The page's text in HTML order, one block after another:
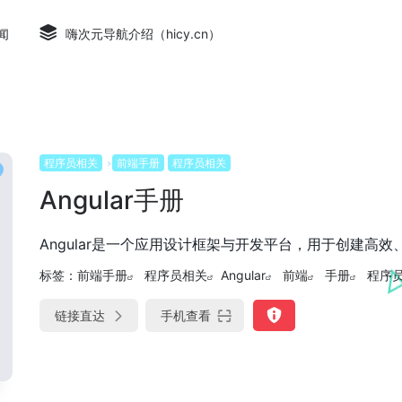
嗨次元导航介绍（hicy.cn）
程序员相关 前端手册 程序员相关
Angular手册
Angular是一个应用设计框架与开发平台，用于创建高效
标签： 前端手册 程序员相关 Angular 前端 手册 程序
链接直达 手机查看